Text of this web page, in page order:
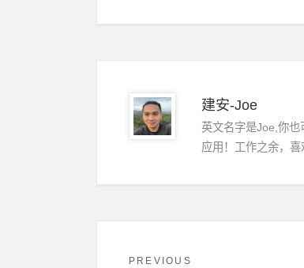
Author
建安-Joe
英文名字是Joe,你
应用！工作之余，
PREVIOUS